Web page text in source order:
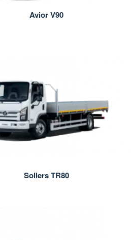
Avior V90
Sollers TR80